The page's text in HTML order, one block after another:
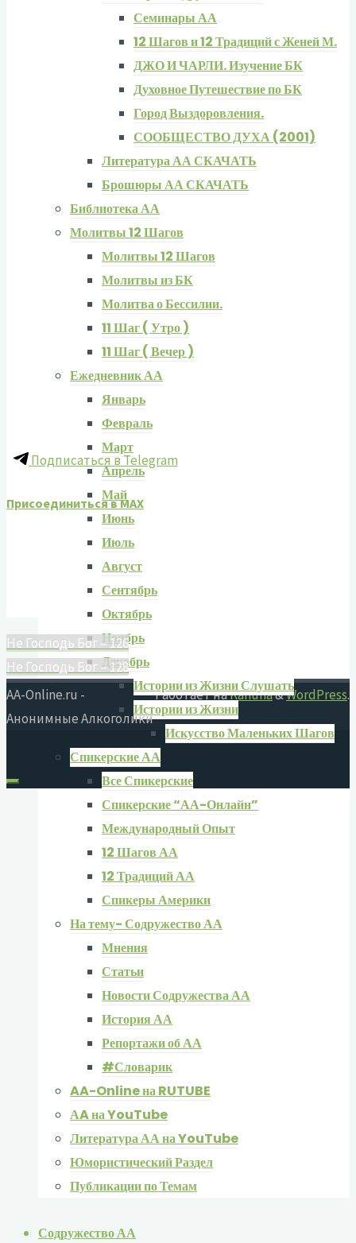
Семинары АА
12 Шагов и 12 Традиций с Женей М.
ДЖО И ЧАРЛИ. Изучение БК
Духовное Путешествие по БК
Город Выздоровления.
СООБЩЕСТВО ДУХА (2001)
Литература АА СКАЧАТЬ
Брошюры АА СКАЧАТЬ
Библиотека АА
Молитвы 12 Шагов
Молитвы 12 Шагов
Молитвы из БК
Молитва о Бессилии.
11 Шаг ( Утро )
11 Шаг ( Вечер )
Ежедневник АА
Январь
Февраль
Март
Апрель
Май
Июнь
Июль
Август
Сентябрь
Октябрь
Ноябрь
Декабрь
Истории из Жизни Слушать
Истории из Жизни
Искусство Маленьких Шагов
Спикерские АА
Все Спикерские
Спикерские “АА-Онлайн”
Международный Опыт
12 Шагов АА
12 Традиций АА
Спикеры Америки
На тему- Содружество АА
Мнения
Статьи
Новости Содружества АА
История АА
Репортажи об АА
#Словарик
AA-Online на RUTUBE
АA на YouTube
Литература АА на YouTube
Юмористический Раздел
Публикации по Темам
Содружество АА
Подписаться в Telegram
Присоединиться в MAX
Не Господь Бог – 126
Не Господь Бог – 128
Работает наKahuna&WordPress.
AA-Online.ru -
Анонимные Алкоголики